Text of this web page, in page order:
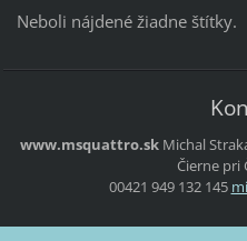
Neboli nájdené žiadne štítky.
www.msquattro.sk Michal
Čierne pri
00421 949 132 145